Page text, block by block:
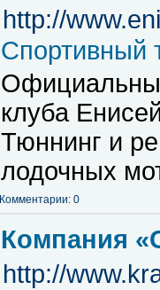
http://
Спортивный
клуба
Тюннинг и
лодочных
Комментарии: 0
Компания
http://